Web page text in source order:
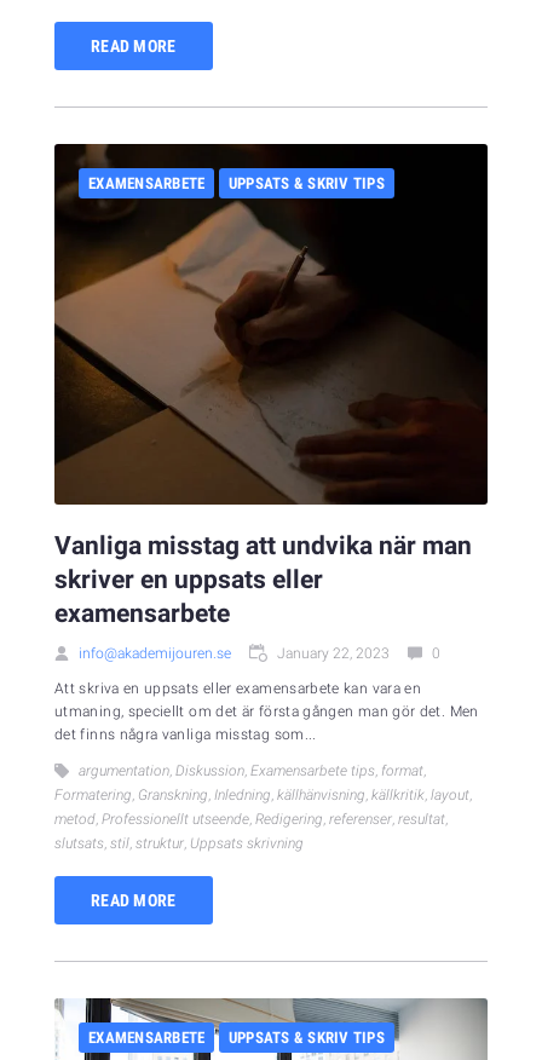
READ MORE
EXAMENSARBETE UPPSATS & SKRIV TIPS
Vanliga misstag att undvika när man
skriver en uppsats eller
examensarbete
info@akademijouren.se January 22, 2023 0
Att skriva en uppsats eller examensarbete kan vara en
utmaning, speciellt om det är första gången man gör det. Men
det finns några vanliga misstag som...
argumentation, Diskussion, Examensarbete tips, format,
Formatering, Granskning, Inledning, källhänvisning, källkritik, layout,
metod, Professionellt utseende, Redigering, referenser, resultat,
slutsats, stil, struktur, Uppsats skrivning
READ MORE
EXAMENSARBETE UPPSATS & SKRIV TIPS